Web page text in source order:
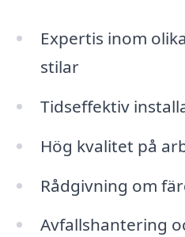
Expertis inom
stilar
Tidseffektiv
Hög kvalitet på
Rådgivning om
Avfallshantering